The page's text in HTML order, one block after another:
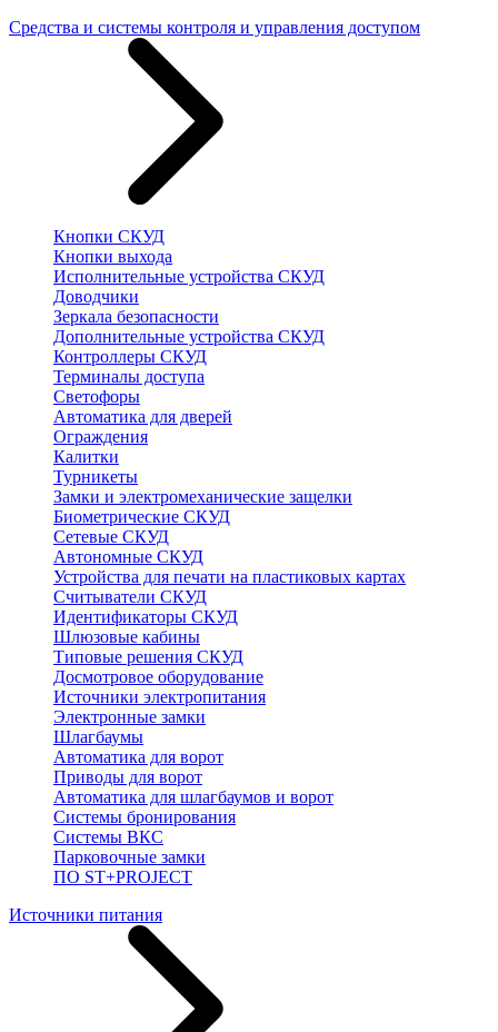
Средства и системы контроля и управления доступом
Кнопки СКУД
Кнопки выхода
Исполнительные устройства СКУД
Доводчики
Зеркала безопасности
Дополнительные устройства СКУД
Контроллеры СКУД
Терминалы доступа
Светофоры
Автоматика для дверей
Ограждения
Калитки
Турникеты
Замки и электромеханические защелки
Биометрические СКУД
Сетевые СКУД
Автономные СКУД
Устройства для печати на пластиковых картах
Считыватели СКУД
Идентификаторы СКУД
Шлюзовые кабины
Типовые решения СКУД
Досмотровое оборудование
Источники электропитания
Электронные замки
Шлагбаумы
Автоматика для ворот
Приводы для ворот
Автоматика для шлагбаумов и ворот
Системы бронирования
Системы ВКС
Парковочные замки
ПО ST+PROJECT
Источники питания